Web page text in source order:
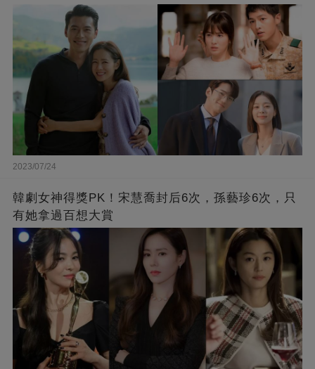
2023/07/24
韓劇女神得獎PK！宋慧喬封后6次，孫藝珍6次，只
有她拿過百想大賞